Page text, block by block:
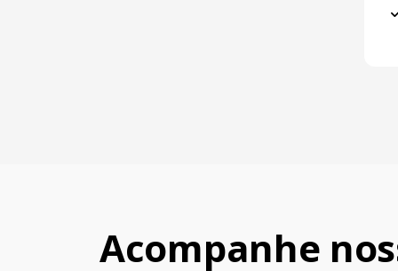
Acompanhe